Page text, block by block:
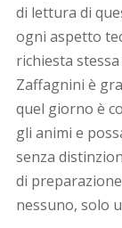
di lettura di
ogni aspetto
richiesta
Zaffagnini è
quel giorno è
gli animi e
senza
di
nessuno, solo